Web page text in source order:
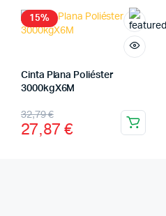
15%
Cinta Plana Poliéster
3000kgX6M
32,79€
27,87 €